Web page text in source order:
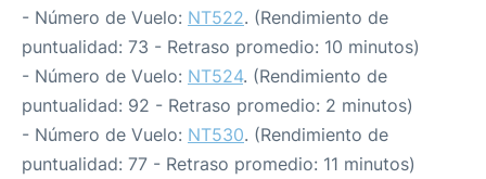
- Número de Vuelo: NT522. (Rendimiento de
puntualidad: 73 - Retraso promedio: 10 minutos)
- Número de Vuelo: NT524. (Rendimiento de
puntualidad: 92 - Retraso promedio: 2 minutos)
- Número de Vuelo: NT530. (Rendimiento de
puntualidad: 77 - Retraso promedio: 11 minutos)